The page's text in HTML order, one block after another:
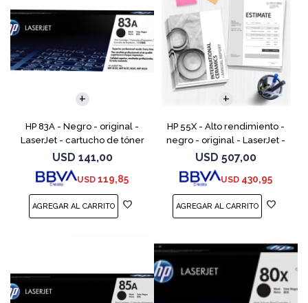
HP 83A - Negro - original -
LaserJet - cartucho de tóner
(CF283A) - para LaserJet Pro
M201, M202, MFP M125, MFP
M127, MFP M225
USD 141,00
USD 119,85
HP 55X - Alto rendimiento -
negro - original - LaserJet -
cartucho de tóner (CE255X) -
para LaserJet Enterprise MFP
M525; LaserJ
USD 507,00
USD 430,95